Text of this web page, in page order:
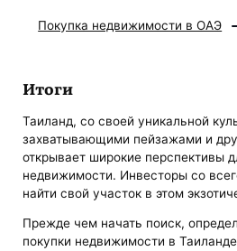
Покупка недвижимости в ОАЭ
Итоги
Таиланд, со своей уникальной
захватывающими пейзажами и
открывает широкие перспективы
недвижимости. Инвесторы со
найти свой участок в этом
Прежде чем начать поиск,
покупки недвижимости в